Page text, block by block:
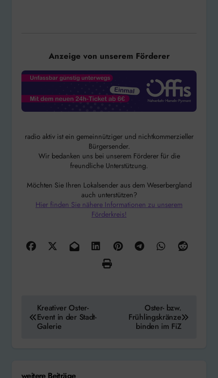
Anzeige von unserem Förderer
radio aktiv ist ein gemeinnütziger und nichtkommerzieller
Bürgersender.
Wir bedanken uns bei unserem Förderer für die
freundliche Unterstützung.
Möchten Sie Ihren Lokalsender aus dem Weserbergland
auch unterstützen?
Hier finden Sie nähere Informationen zu unserem
Förderkreis!
Kreativer Oster-
Event in der Stadt-
Galerie
Oster- bzw.
Frühlingskränze
binden im FiZ